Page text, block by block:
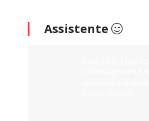
Assistente